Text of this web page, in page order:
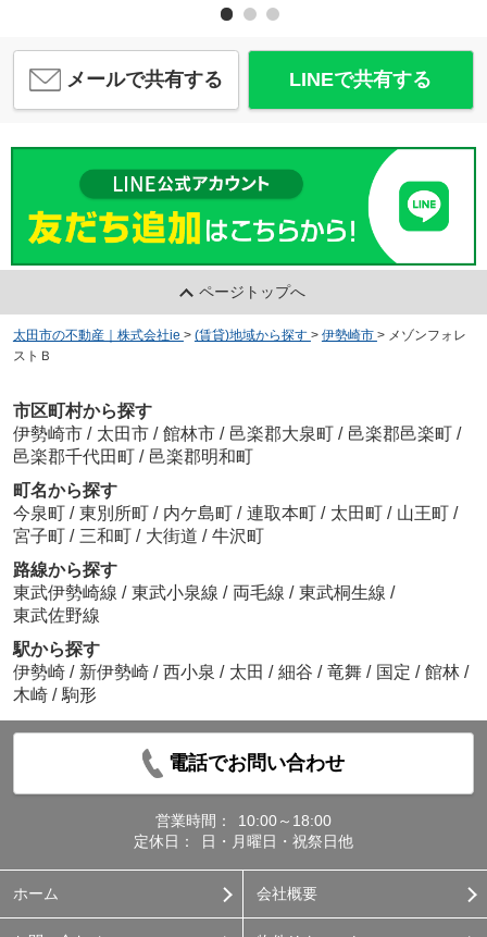
メールで共有する LINEで共有する
ページトップへ
太田市の不動産｜株式会社ie > (賃貸)地域から探す > 伊勢崎市 > メゾンフォレ
ストＢ
市区町村から探す
伊勢崎市 / 太田市 / 館林市 / 邑楽郡大泉町 / 邑楽郡邑楽町 /
邑楽郡千代田町 / 邑楽郡明和町
町名から探す
今泉町 / 東別所町 / 内ケ島町 / 連取本町 / 太田町 / 山王町 /
宮子町 / 三和町 / 大街道 / 牛沢町
路線から探す
東武伊勢崎線 / 東武小泉線 / 両毛線 / 東武桐生線 /
東武佐野線
駅から探す
伊勢崎 / 新伊勢崎 / 西小泉 / 太田 / 細谷 / 竜舞 / 国定 / 館林 /
木崎 / 駒形
電話でお問い合わせ
営業時間：
10:00～18:00
定休日：
日・月曜日・祝祭日他
ホーム 会社概要